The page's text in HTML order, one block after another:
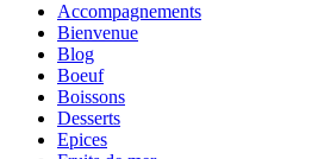
Accompagnements
Bienvenue
Blog
Boeuf
Boissons
Desserts
Epices